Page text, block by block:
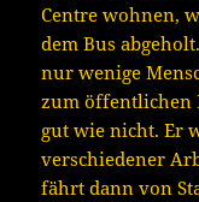
Centre wohnen,
dem Bus
nur wenige
zum öffentlichen
gut wie nicht. Er
verschiedener
fährt dann von